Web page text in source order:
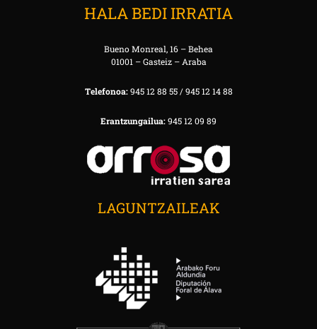
HALA BEDI IRRATIA
Bueno Monreal, 16 – Behea
01001 – Gasteiz – Araba
Telefonoa:945 12 88 55 / 945 12 14 88
Erantzungailua:945 12 09 89
LAGUNTZAILEAK